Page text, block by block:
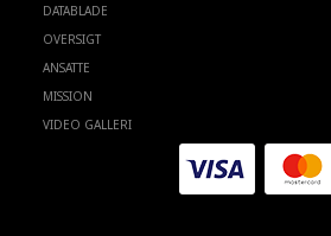
DATABLADE
OVERSIGT
ANSATTE
MISSION
VIDEO GALLERI